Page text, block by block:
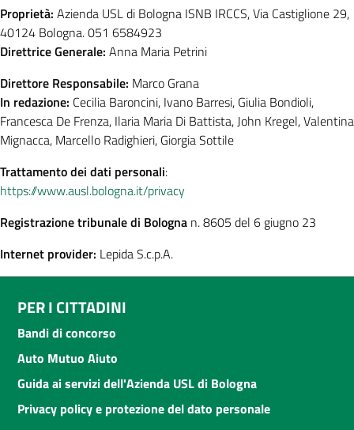
Proprietà: Azienda USL di Bologna ISNB IRCCS, Via Castiglione 29,
40124 Bologna. 051 6584923
Direttrice Generale: Anna Maria Petrini
Direttore Responsabile: Marco Grana
In redazione: Cecilia Baroncini, Ivano Barresi, Giulia Bondioli,
Francesca De Frenza, Ilaria Maria Di Battista, John Kregel, Valentina
Mignacca, Marcello Radighieri, Giorgia Sottile
Trattamento dei dati personali:
https://www.ausl.bologna.it/privacy
Registrazione tribunale di Bologna n. 8605 del 6 giugno 23
Internet provider: Lepida S.c.p.A.
PER I CITTADINI
Bandi di concorso
Auto Mutuo Aiuto
Guida ai servizi dell'Azienda USL di Bologna
Privacy policy e protezione del dato personale